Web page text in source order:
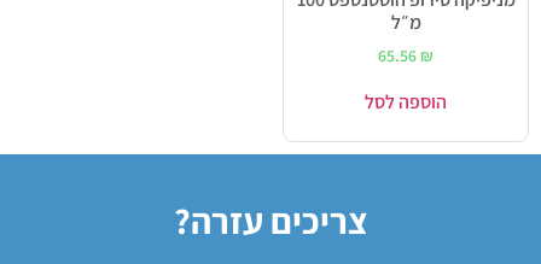
מ״ל
65.56 ₪
הוספה לסל
צריכים עזרה?